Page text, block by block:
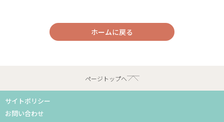
ホームに戻る
ページトップへ
サイトポリシー
お問い合わせ